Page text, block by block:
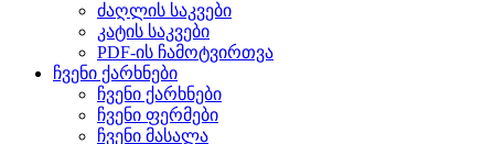
ძაღლის საკვები
კატის საკვები
PDF-ის ჩამოტვირთვა
ჩვენი ქარხნები
ჩვენი ქარხნები
ჩვენი ფერმები
ჩვენი მასალა